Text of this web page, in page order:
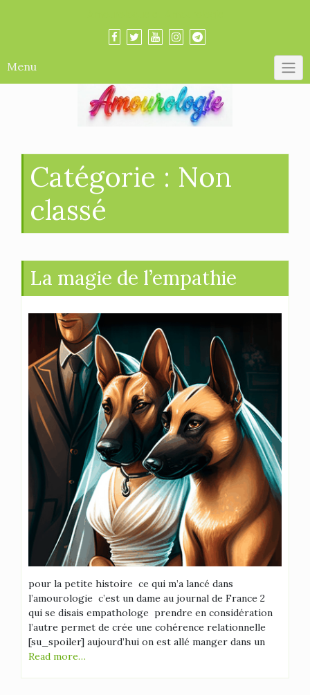
Menu
Catégorie : Non
classé
La magie de l’empathie
pour la petite histoire ce qui m’a lancé dans
l’amourologie c’est un dame au journal de France 2
qui se disais empathologe prendre en considération
l’autre permet de crée une cohérence relationnelle
[su_spoiler] aujourd’hui on est allé manger dans un
Read more…